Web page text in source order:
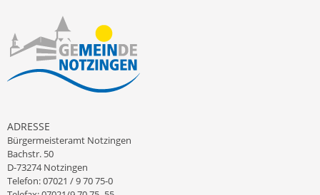
ADRESSE
Bürgermeisteramt Notzingen
Bachstr. 50
D-73274 Notzingen
Telefon: 07021 / 9 70 75-0